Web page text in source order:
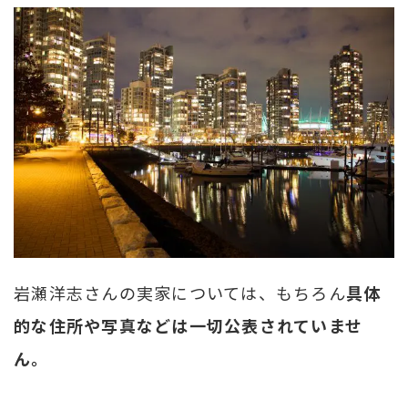
岩瀬洋志さんの実家については、もちろん具体
的な住所や写真などは一切公表されていませ
ん。